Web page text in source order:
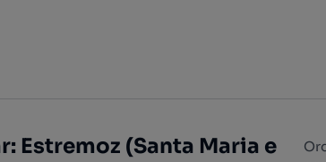
Estremoz (Santa Maria e